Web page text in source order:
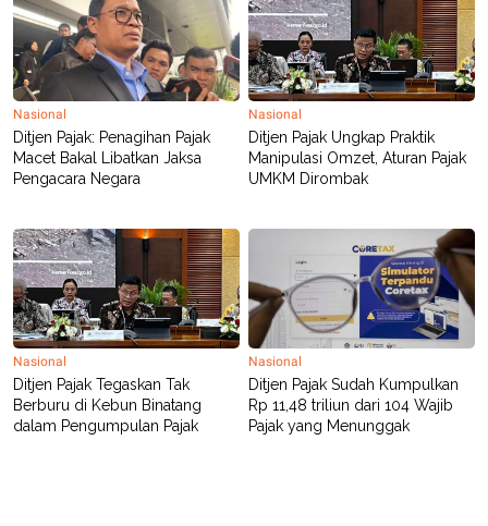
Nasional
Ditjen Pajak: Penagihan Pajak
Macet Bakal Libatkan Jaksa
Pengacara Negara
Nasional
Ditjen Pajak Ungkap Praktik
Manipulasi Omzet, Aturan Pajak
UMKM Dirombak
Nasional
Ditjen Pajak Tegaskan Tak
Berburu di Kebun Binatang
dalam Pengumpulan Pajak
Nasional
Ditjen Pajak Sudah Kumpulkan
Rp 11,48 triliun dari 104 Wajib
Pajak yang Menunggak